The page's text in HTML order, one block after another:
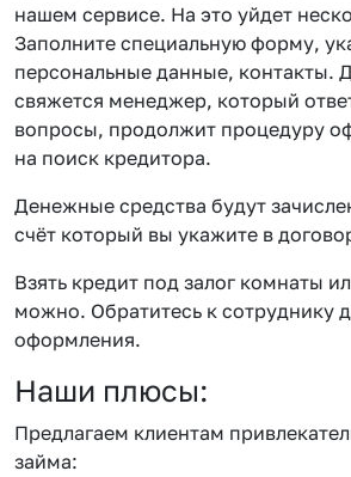
нашем сервисе. На это уйдет
Заполните специальную форму,
персональные данные, контакты.
свяжется менеджер, который
вопросы, продолжит процедуру
на поиск кредитора.
Денежные средства будут
счёт который вы укажите в
Взять кредит под залог комнаты
можно. Обратитесь к сотруднику
оформления.
Наши плюсы:
Предлагаем клиентам
займа: